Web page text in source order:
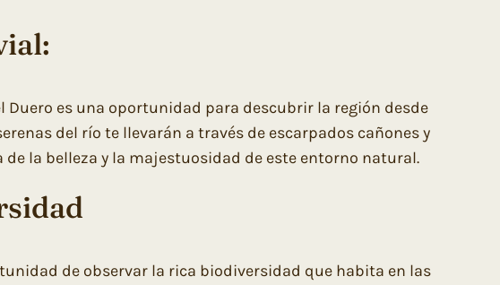
Duero es una oportunidad para descubrir la región desde
del río te llevarán a través de escarpados cañones y
la belleza y la majestuosidad de este entorno natural.
de observar la rica biodiversidad que habita en las